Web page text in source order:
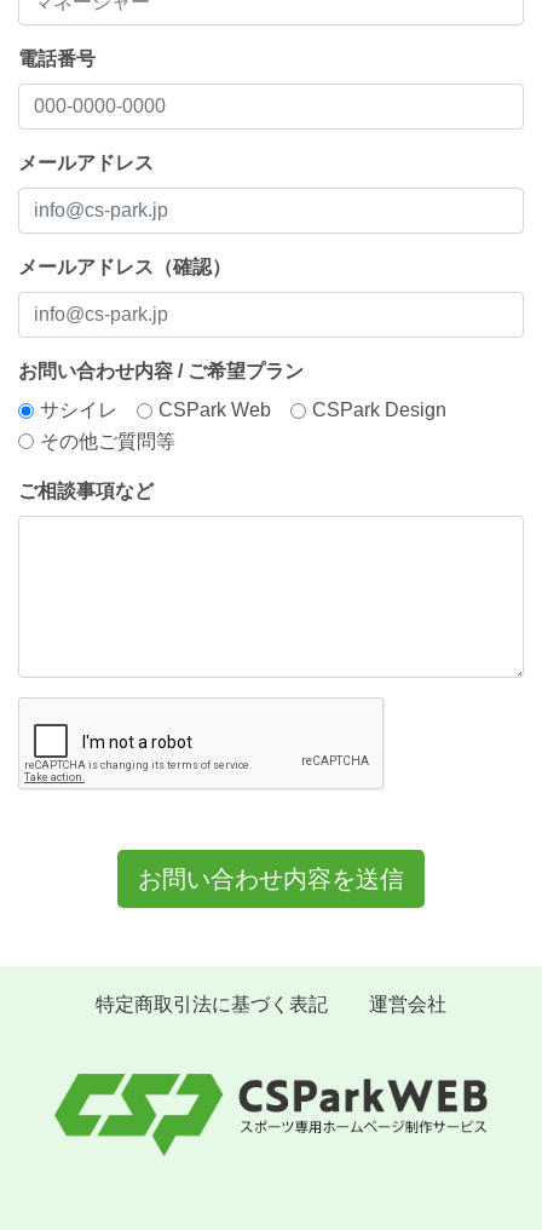
電話番号
メールアドレス
メールアドレス（確認）
お問い合わせ内容 / ご希望プラン
サシイレ
CSPark Web
CSPark Design
その他ご質問等
ご相談事項など
お問い合わせ内容を送信
特定商取引法に基づく表記 運営会社